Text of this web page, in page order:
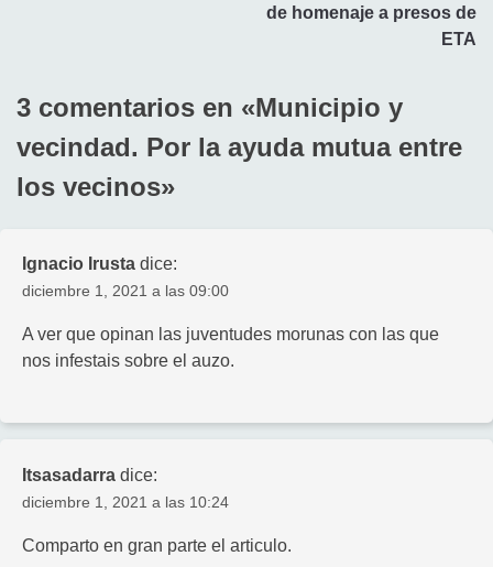
de homenaje a presos de
ETA
3 comentarios en «Municipio y
vecindad. Por la ayuda mutua entre
los vecinos»
Ignacio Irusta dice:
diciembre 1, 2021 a las 09:00
A ver que opinan las juventudes morunas con las que
nos infestais sobre el auzo.
Itsasadarra dice:
diciembre 1, 2021 a las 10:24
Comparto en gran parte el articulo.